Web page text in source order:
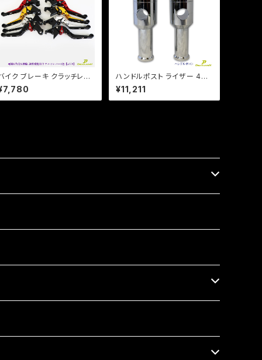
イク ブレーキ クラッチレバ
左右セット ホンダ系 ジェイ
マグナ ホーネット 他 【a37
】 可倒&角度&伸縮 調整機
ハンドルポスト ライザー 4イ
ンチ 100mmアップ 22.2mm
ハンドル用 /汎用 鬼型！ ビラ
ーゴ /ドラッグスター/エイプ/
¥11,211